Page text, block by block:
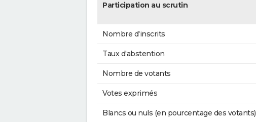
Participation au scrutin
Nombre d'inscrits
Taux d'abstention
Nombre de votants
Votes exprimés
Blancs ou nuls (en pourcentage des votants)